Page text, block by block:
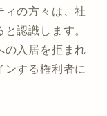
ィの方々は、社
認識します。
の入居を拒まれ
ンする権利者に